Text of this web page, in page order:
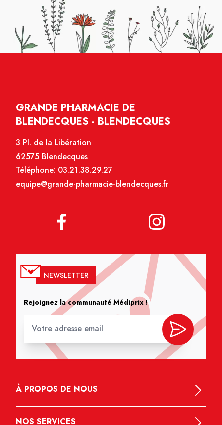
GRANDE PHARMACIE DE
BLENDECQUES - BLENDECQUES
3 Pl. de la Libération
62575 Blendecques
Téléphone: 03.21.38.29.27
equipe@grande-pharmacie-blendecques.fr
NEWSLETTER
Rejoignez la communauté Médiprix !
À PROPOS DE NOUS
NOS SERVICES